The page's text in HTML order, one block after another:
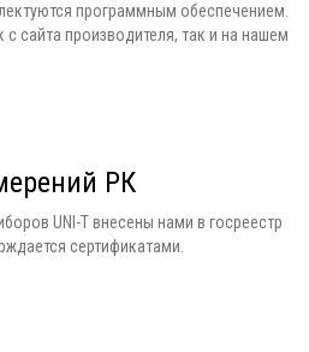
программным обеспечением.
сайта производителя, так и на нашем
РК
UNI-T внесены нами в госреестр
сертификатами.